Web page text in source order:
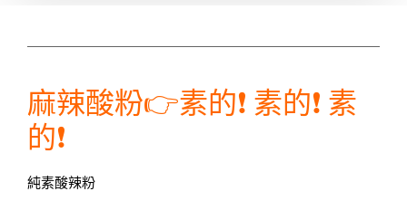
麻辣酸粉👉素的❗ 素的❗ 素
的❗
純素酸辣粉